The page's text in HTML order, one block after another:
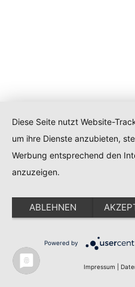
Diese Seite nutzt Website-
um ihre Dienste anzubieten,
Werbung entsprechend den
anzuzeigen.
ABLEHNEN
Powered by
Impressum